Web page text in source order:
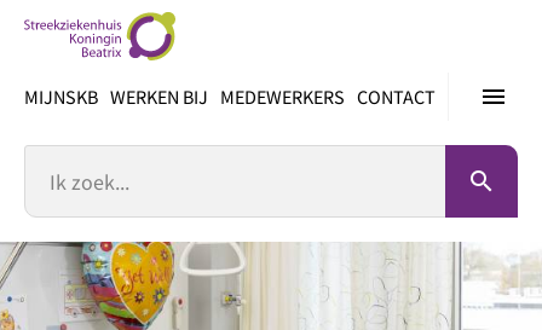
inhoud
menu
MIJNSKB WERKEN BIJ MEDEWERKERS CONTACT
search